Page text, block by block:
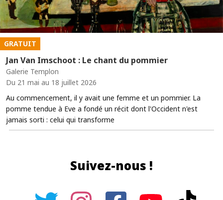
GRATUIT
Jan Van Imschoot : Le chant du pommier
Galerie Templon
Du 21 mai au 18 juillet 2026
Au commencement, il y avait une femme et un pommier. La
pomme tendue à Eve a fondé un récit dont l'Occident n'est
jamais sorti : celui qui transforme
Suivez-nous !